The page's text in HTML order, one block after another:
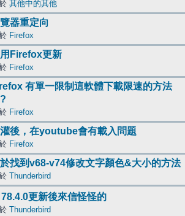
其他中的其他
器重定向
Firefox
Firefox更新
Firefox
有單一限制這軟體下載限速的方法
Firefox
後，在youtube會有載入問題
Firefox
找到v68-v74修改文字顏色&大小的方法
Thunderbird
78.4.0更新後來信怪怪的
Thunderbird